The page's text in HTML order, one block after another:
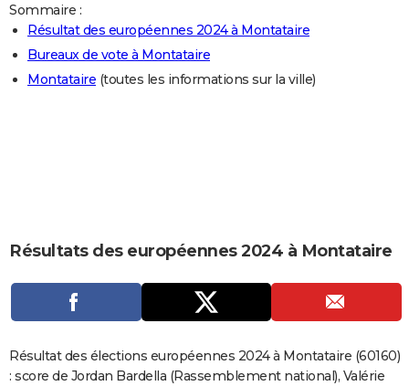
Guides de France
Escapades
Patrimoine
Expositions
Musées
Week-end nature
LIFESTYLE
Art de vivre
Bien-être
Loisirs
Mode
Modes de vie
CARTE DE VOEUX
Carte de Noël
Carte Bonne année
Carte Saint-Valentin
Carte Pâques
Carte d'anniversaire
DICTIONNAIRE
Dictionnaire
Biographies
Citations
Expressions
Proverbes
PROGRAMME TV
COPAINS D'AVANT
Sommaire :
Résultat des européennes 2024 à Montataire
Bureaux de vote à Montataire
Montataire (toutes les informations sur la ville)
Résultats des européennes 2024 à Montataire
Résultat des élections européennes 2024 à Montataire (60160)
: score de Jordan Bardella (Rassemblement national), Valérie